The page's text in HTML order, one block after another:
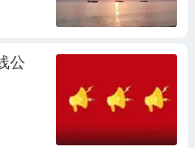
公